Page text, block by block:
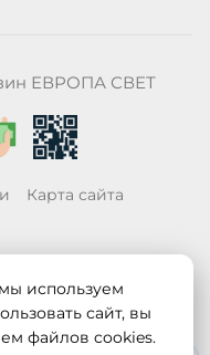
ЕВРОПА СВЕТ
Карта сайта
используем
сайт, вы
файлов cookies.